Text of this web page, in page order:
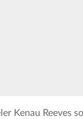
Kenau Reeves soll